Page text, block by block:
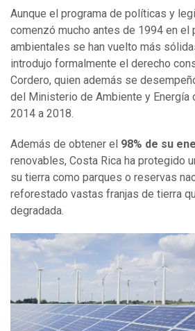
Aunque el programa de políticas y
comenzó mucho antes de 1994 en el
ambientales se han vuelto más
introdujo formalmente el derecho
Cordero, quien además se
del Ministerio de Ambiente y Energía
2014 a 2018.
Además de obtener el 98% de su
renovables, Costa Rica ha protegido
su tierra como parques o reservas
reforestado vastas franjas de tierra
degradada.